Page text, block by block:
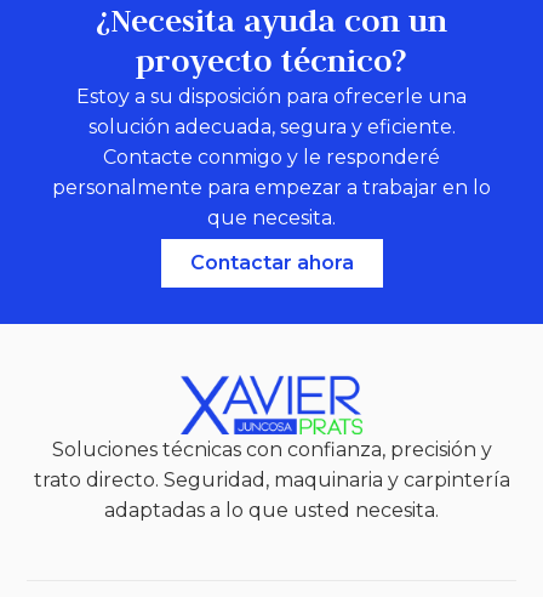
¿Necesita ayuda con un
proyecto técnico?
Estoy a su disposición para ofrecerle una
solución adecuada, segura y eficiente.
Contacte conmigo y le responderé
personalmente para empezar a trabajar en lo
que necesita.
Contactar ahora
Soluciones técnicas con confianza, precisión y
trato directo. Seguridad, maquinaria y carpintería
adaptadas a lo que usted necesita.